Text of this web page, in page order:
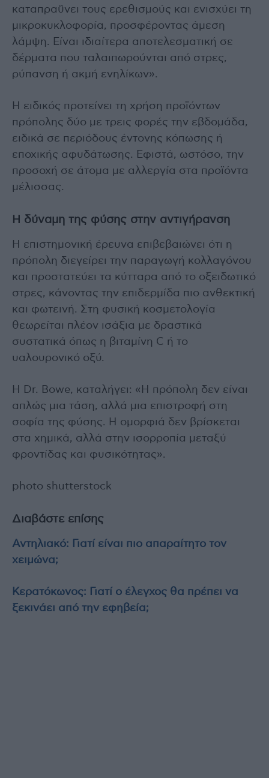
καταπραΰνει τους ερεθισμούς και ενισχύει τη
μικροκυκλοφορία, προσφέροντας άμεση
λάμψη. Είναι ιδιαίτερα αποτελεσματική σε
δέρματα που ταλαιπωρούνται από στρες,
ρύπανση ή ακμή ενηλίκων».
Η ειδικός προτείνει τη χρήση προϊόντων
πρόπολης δύο με τρεις φορές την εβδομάδα,
ειδικά σε περιόδους έντονης κόπωσης ή
εποχικής αφυδάτωσης. Εφιστά, ωστόσο, την
προσοχή σε άτομα με αλλεργία στα προϊόντα
μέλισσας.
Η δύναμη της φύσης στην αντιγήρανση
Η επιστημονική έρευνα επιβεβαιώνει ότι η
πρόπολη διεγείρει την παραγωγή κολλαγόνου
και προστατεύει τα κύτταρα από το οξειδωτικό
στρες, κάνοντας την επιδερμίδα πιο ανθεκτική
και φωτεινή. Στη φυσική κοσμετολογία
θεωρείται πλέον ισάξια με δραστικά
συστατικά όπως η βιταμίνη C ή το
υαλουρονικό οξύ.
Η Dr. Bowe, καταλήγει: «Η πρόπολη δεν είναι
απλώς μια τάση, αλλά μια επιστροφή στη
σοφία της φύσης. Η ομορφιά δεν βρίσκεται
στα χημικά, αλλά στην ισορροπία μεταξύ
φροντίδας και φυσικότητας».
photo shutterstock
Διαβάστε επίσης
Αντηλιακό: Γιατί είναι πιο απαραίτητο τον
χειμώνα;
Κερατόκωνος: Γιατί ο έλεγχος θα πρέπει να
ξεκινάει από την εφηβεία;